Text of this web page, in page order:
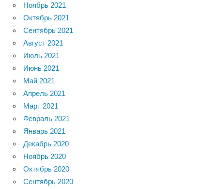
Ноябрь 2021
Октябрь 2021
Сентябрь 2021
Август 2021
Июль 2021
Июнь 2021
Май 2021
Апрель 2021
Март 2021
Февраль 2021
Январь 2021
Декабрь 2020
Ноябрь 2020
Октябрь 2020
Сентябрь 2020